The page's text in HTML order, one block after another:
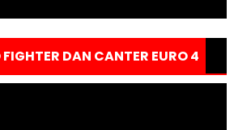
DAN CANTER EURO 4